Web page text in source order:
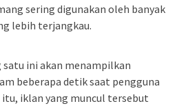
sering digunakan oleh banyak
lebih terjangkau.
satu ini akan menampilkan
beberapa detik saat pengguna
iklan yang muncul tersebut